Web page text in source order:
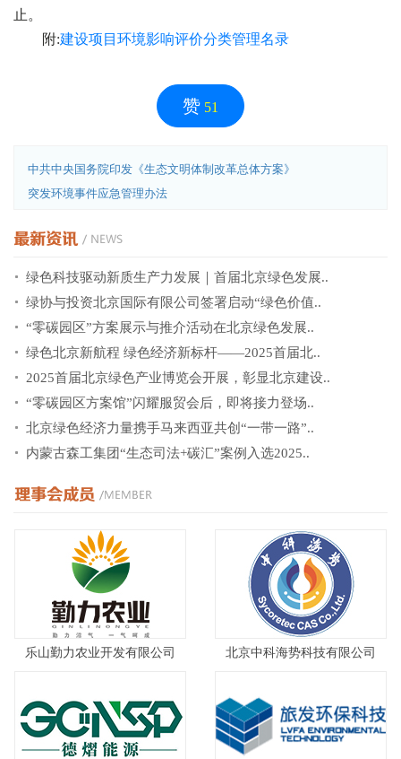
止。
附:建设项目环境影响评价分类管理名录
赞 51
中共中央国务院印发《生态文明体制改革总体方案》
突发环境事件应急管理办法
绿色科技驱动新质生产力发展｜首届北京绿色发展..
绿协与投资北京国际有限公司签署启动“绿色价值..
“零碳园区”方案展示与推介活动在北京绿色发展..
绿色北京新航程 绿色经济新标杆——2025首届北..
2025首届北京绿色产业博览会开展，彰显北京建设..
“零碳园区方案馆”闪耀服贸会后，即将接力登场..
北京绿色经济力量携手马来西亚共创“一带一路”..
内蒙古森工集团“生态司法+碳汇”案例入选2025..
乐山勤力农业开发有限公司 北京中科海势科技有限公司